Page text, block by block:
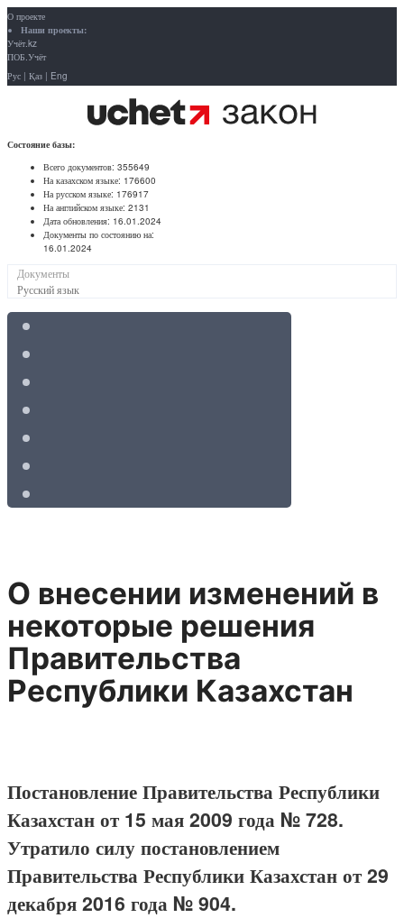
О проекте
Наши проекты:
Учёт.kz
ПОБ.Учёт
Рус | Қаз | Eng
Состояние базы:
Всего документов: 355649
На казахском языке: 176600
На русском языке: 176917
На английском языке: 2131
Дата обновления: 16.01.2024
Документы по состоянию на:
16.01.2024
Документы
Русский язык
О внесении изменений в
некоторые решения
Правительства
Республики Казахстан
Постановление Правительства Республики
Казахстан от 15 мая 2009 года № 728.
Утратило силу постановлением
Правительства Республики Казахстан от 29
декабря 2016 года № 904.